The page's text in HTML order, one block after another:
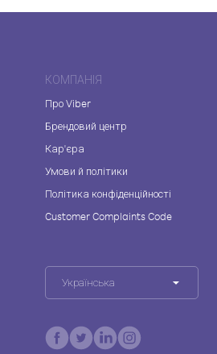
КОМПАНІЯ
Про Viber
Брендовий центр
Кар'єра
Умови й політики
Політика конфіденційності
Customer Complaints Code
Українська